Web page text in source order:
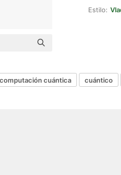
Estilo:
computación cuántica cuántico